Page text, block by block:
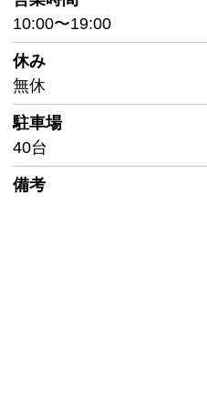
10:00〜19:00
休み
無休
駐車場
40台
備考